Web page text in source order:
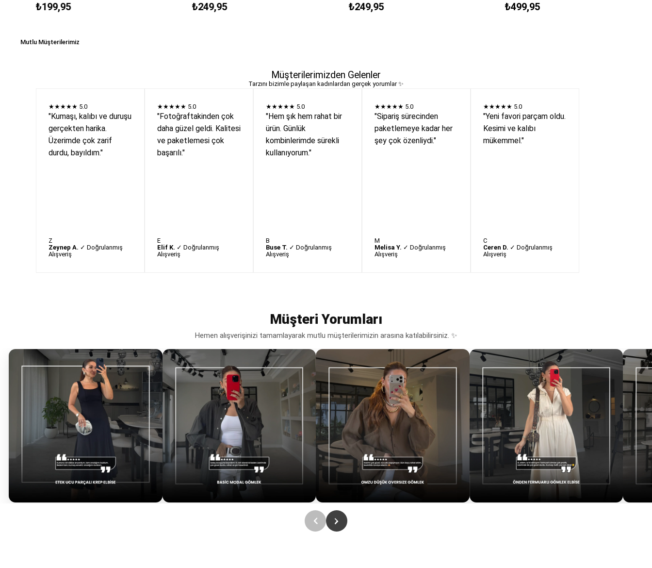
₺199,95 ₺249,95 ₺249,95 ₺499,95
Mutlu Müşterilerimiz
Müşterilerimizden Gelenler
Tarzını bizimle paylaşan kadınlardan gerçek yorumlar ✨
★★★★★ 5.0
"Kumaşı, kalıbı ve duruşu
gerçekten harika.
Üzerimde çok zarif
durdu, bayıldım."
Z
Zeynep A. ✓ Doğrulanmış
Alışveriş
★★★★★ 5.0
"Fotoğraftakinden çok
daha güzel geldi. Kalitesi
ve paketlemesi çok
başarılı."
E
Elif K. ✓ Doğrulanmış
Alışveriş
★★★★★ 5.0
"Hem şık hem rahat bir
ürün. Günlük
kombinlerimde sürekli
kullanıyorum."
B
Buse T. ✓ Doğrulanmış
Alışveriş
★★★★★ 5.0
"Sipariş sürecinden
paketlemeye kadar her
şey çok özenliydi."
M
Melisa Y. ✓ Doğrulanmış
Alışveriş
★★★★★ 5.0
"Yeni favori parçam oldu.
Kesimi ve kalıbı
mükemmel."
C
Ceren D. ✓ Doğrulanmış
Alışveriş
Müşteri Yorumları
Hemen alışverişinizi tamamlayarak mutlu müşterilerimizin arasına katılabilirsiniz. ✨